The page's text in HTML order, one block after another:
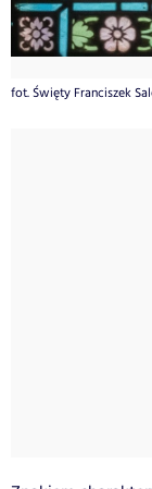
fot. Święty Franciszek